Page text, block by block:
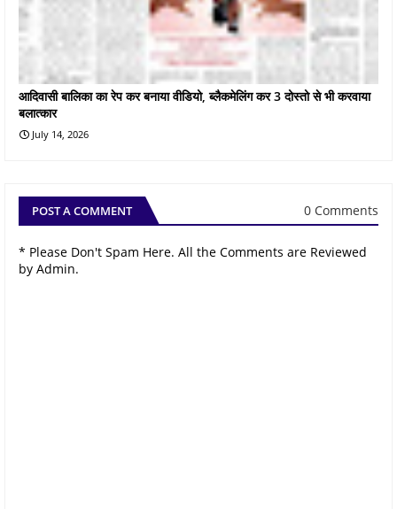
आदिवासी बालिका का रेप कर बनाया वीडियो, ब्लैकमेलिंग कर 3 दोस्तो से भी करवाया
बलात्कार
July 14, 2026
POST A COMMENT 0 Comments
* Please Don't Spam Here. All the Comments are Reviewed
by Admin.